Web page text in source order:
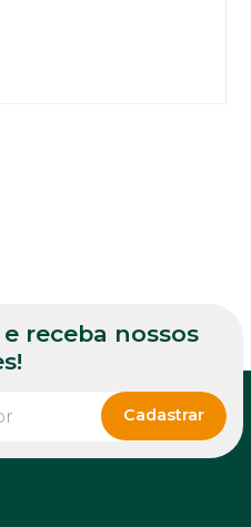
e receba nossos